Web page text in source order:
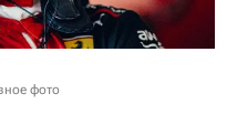
фото